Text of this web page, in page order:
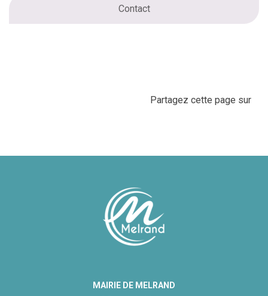
Contact
Partagez cette page sur
MAIRIE DE MELRAND